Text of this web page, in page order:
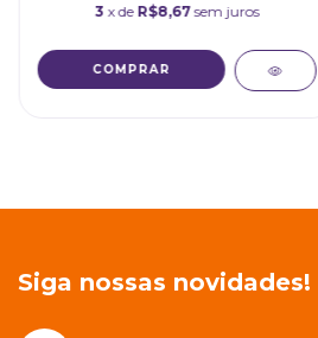
3 x de R$8,67sem juros
Siga nossas novidades!